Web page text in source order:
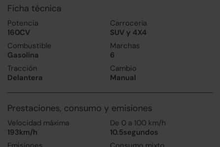
Ficha técnica
Potencia
160CV
Carrocería
SUV y 4X4
Combustible
Gasolina
Marchas
6
Tracción
Delantera
Cambio
Manual
Prestaciones, consumo y emisiones
Velocidad máxima
193km/h
De 0 a 100 km/h
10.5segundos